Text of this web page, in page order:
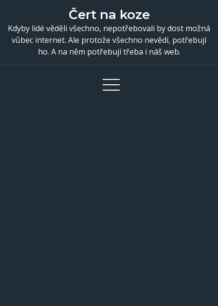
content
Čert na koze
Kdyby lidé věděli všechno, nepotřebovali by dost možná
vůbec internet. Ale protože všechno nevědí, potřebují
ho. A na něm potřebují třeba i náš web.